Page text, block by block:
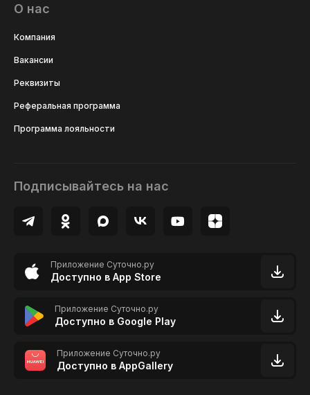
О нас
Компания
Вакансии
Реквизиты
Реферальная программа
Программа лояльности
Подписывайтесь на нас
Приложение Суточно.ру
Доступно в App Store
Приложение Суточно.ру
Доступно в Google Play
Приложение Суточно.ру
Доступно в AppGallery